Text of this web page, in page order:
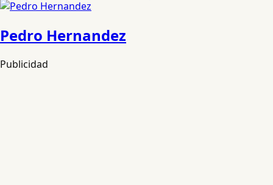
Pedro Hernandez
Publicidad